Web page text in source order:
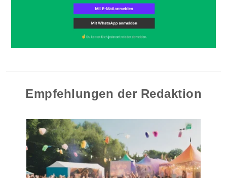
Empfehlungen der Redaktion